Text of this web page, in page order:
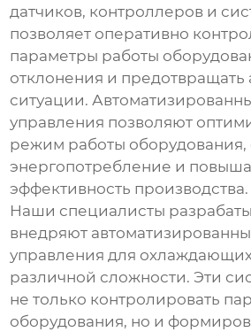
датчиков, контроллеров и
позволяет оперативно
параметры работы
отклонения и
ситуации.
управления позволяют
режим работы оборудования,
энергопотребление и
эффективность производства.
Наши специалисты
внедряют
управления для
различной сложности. Эти
не только контролировать
оборудования, но и